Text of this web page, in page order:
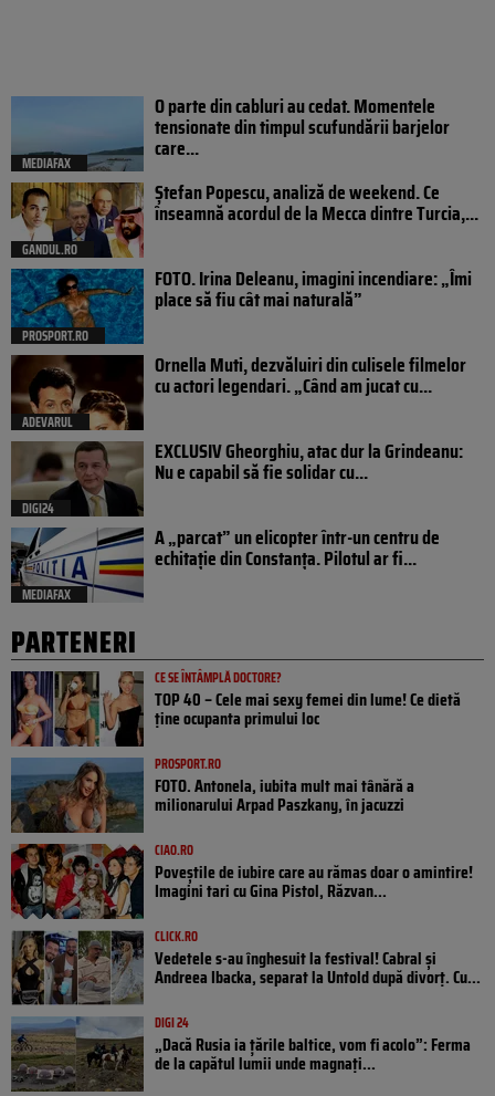
MEDIAFAX
O parte din cabluri au cedat. Momentele
tensionate din timpul scufundării barjelor
care...
GANDUL.RO
Ștefan Popescu, analiză de weekend. Ce
înseamnă acordul de la Mecca dintre Turcia,...
PROSPORT.RO
FOTO. Irina Deleanu, imagini incendiare: „Îmi
place să fiu cât mai naturală”
ADEVARUL
Ornella Muti, dezvăluiri din culisele filmelor
cu actori legendari. „Când am jucat cu...
DIGI24
EXCLUSIV Gheorghiu, atac dur la Grindeanu:
Nu e capabil să fie solidar cu...
MEDIAFAX
A „parcat” un elicopter într-un centru de
echitație din Constanța. Pilotul ar fi...
PARTENERI
CE SE ÎNTÂMPLĂ DOCTORE?
TOP 40 – Cele mai sexy femei din lume! Ce dietă
ține ocupanta primului loc
PROSPORT.RO
FOTO. Antonela, iubita mult mai tânără a
milionarului Arpad Paszkany, în jacuzzi
CIAO.RO
Poveştile de iubire care au rămas doar o amintire!
Imagini tari cu Gina Pistol, Răzvan...
CLICK.RO
Vedetele s-au înghesuit la festival! Cabral și
Andreea Ibacka, separat la Untold după divorț. Cu...
DIGI 24
„Dacă Rusia ia țările baltice, vom fi acolo”: Ferma
de la capătul lumii unde magnați...